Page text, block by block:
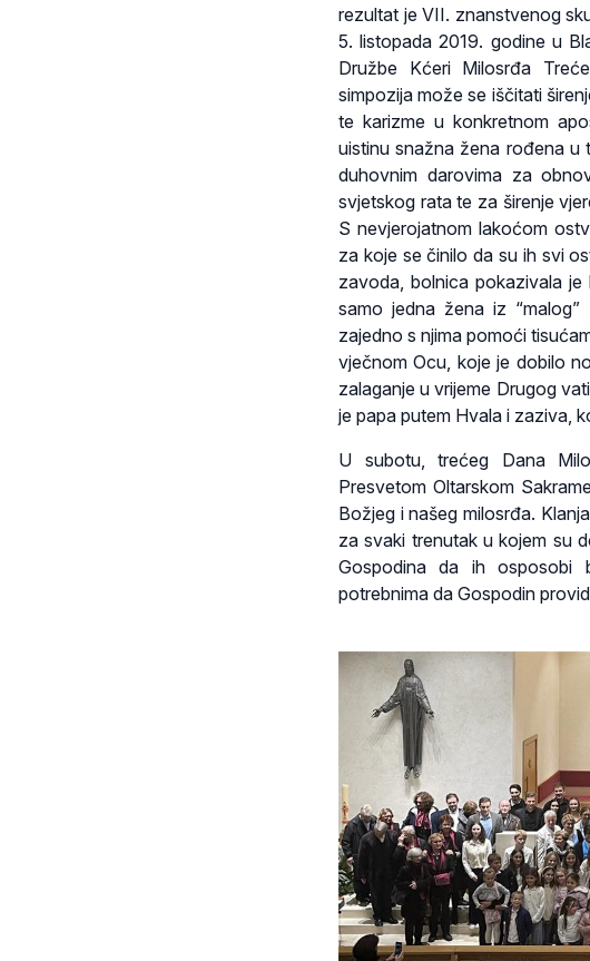
rezultat je VII. znanstvenog
5. listopada 2019. godine u
Družbe Kćeri Milosrđa
simpozija može se iščitati
te karizme u konkretnom
uistinu snažna žena rođena u
duhovnim darovima za
svjetskog rata te za širenje
S nevjerojatnom lakoćom
za koje se činilo da su ih svi
zavoda, bolnica pokazivala
samo jedna žena iz
zajedno s njima pomoći
vječnom Ocu, koje je dobilo
zalaganje u vrijeme Drugog
je papa putem Hvala i zaziva,
U subotu, trećeg Dana
Presvetom Oltarskom
Božjeg i našeg milosrđa.
za svaki trenutak u kojem su
Gospodina da ih osposobi
potrebnima da Gospodin